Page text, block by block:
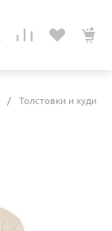
/ Толстовки и худи